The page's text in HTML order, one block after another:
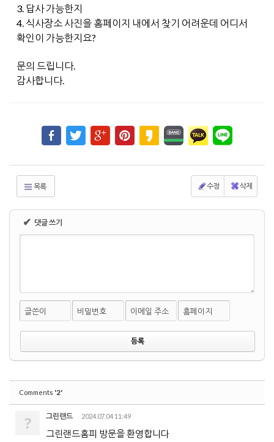
3. 답사 가능한지
4. 식사장소 사진을 홈페이지 내에서 찾기 어려운데 어디서
확인이 가능한지요?
문의 드립니다.
감사합니다.
목록 수정 삭제
✔ 댓글 쓰기
글쓴이 비밀번호 이메일 주소 홈페이지
Comments '2'
? 그린랜드 2024.07.04 11:49
그린랜드홈피 방문을 환영합니다